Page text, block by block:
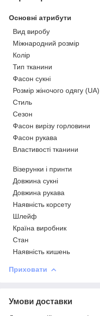
Основні атрибути
Вид виробу
Міжнародний розмір
Колір
Тип тканини
Фасон сукні
Розмір жіночого одягу (UA)
Стиль
Сезон
Фасон вирізу горловини
Фасон рукава
Властивості тканини
Візерунки і принти
Довжина сукні
Довжина рукава
Наявність корсету
Шлейф
Країна виробник
Стан
Наявність кишень
Приховати
Умови доставки